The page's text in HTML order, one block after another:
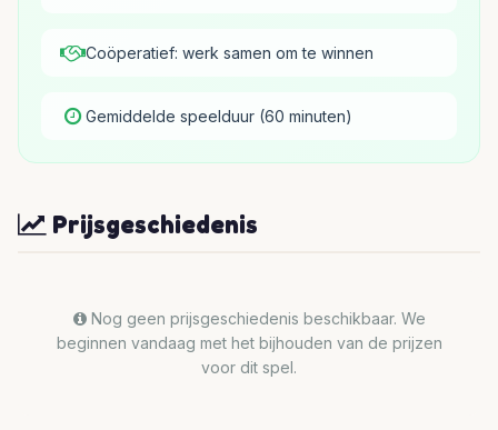
Coöperatief: werk samen om te winnen
Gemiddelde speelduur (60 minuten)
Prijsgeschiedenis
Nog geen prijsgeschiedenis beschikbaar. We
beginnen vandaag met het bijhouden van de prijzen
voor dit spel.